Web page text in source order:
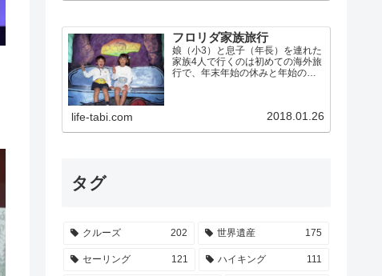
フロリダ家族旅行
娘（小3）と息子（年長）を連れた
家族4人で行くのは初めての海外旅
行で、年末年始の休みと年始のラ
ト、ユニバーサル・スタジオなど
life-tabi.com 2018.01.26
タグ
クルーズ 202 世界遺産 175
セーリング 121 ハイキング 111